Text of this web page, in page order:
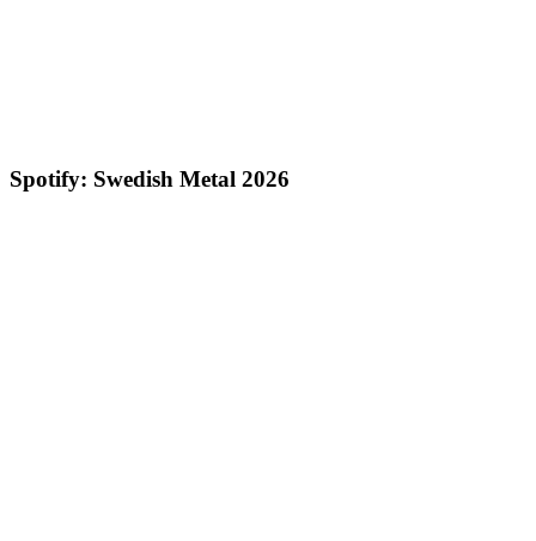
Spotify: Swedish Metal 2026